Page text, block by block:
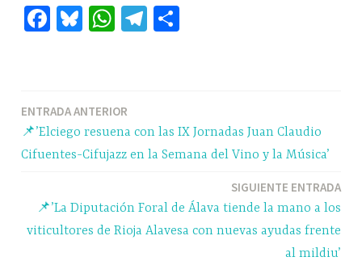
Fa Bl W
pp
Te
m rti
r
Navegación
de
ENTRADA ANTERIOR
📌’Elciego resuena con las IX Jornadas Juan Claudio
Cifuentes-Cifujazz en la Semana del Vino y la Música’
SIGUIENTE ENTRADA
📌’La Diputación Foral de Álava tiende la mano a los
viticultores de Rioja Alavesa con nuevas ayudas frente
al mildiu’